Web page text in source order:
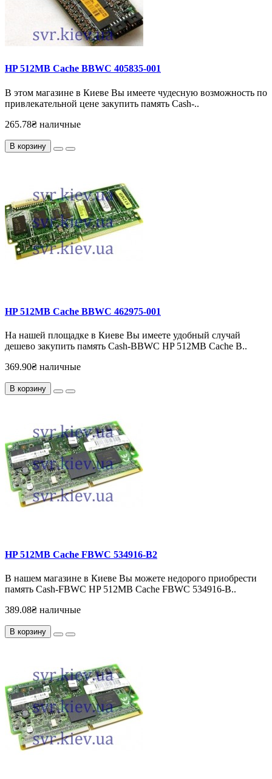
HP 512MB Cache BBWC 405835-001
В этом магазине в Киеве Вы имеете чудесную возможность по
привлекательной цене закупить память Cash-..
265.78₴ наличные
В корзину
HP 512MB Cache BBWC 462975-001
На нашей площадке в Киеве Вы имеете удобный случай
дешево закупить память Cash-BBWC HP 512MB Cache B..
369.90₴ наличные
В корзину
HP 512MB Cache FBWC 534916-B2
В нашем магазине в Киеве Вы можете недорого приобрести
память Cash-FBWC HP 512MB Cache FBWC 534916-B..
389.08₴ наличные
В корзину